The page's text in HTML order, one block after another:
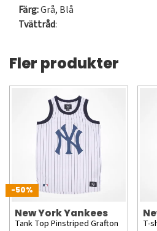
Färg:Grå, Blå
Tvättråd:
Fler produkter
-50%
New York Yankees
Tank Top Pinstriped Grafton
T-